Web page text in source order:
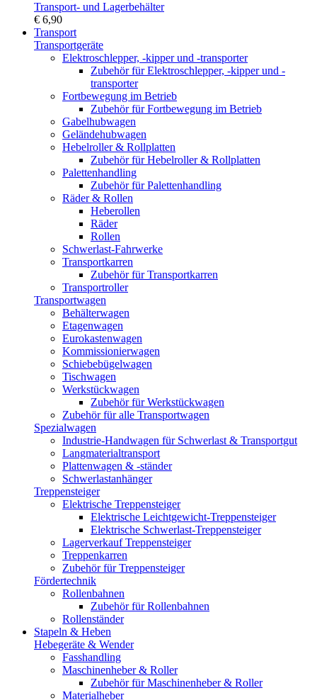
Transport- und Lagerbehälter
€ 6,90
Transport
Transportgeräte
Elektroschlepper, -kipper und -transporter
Zubehör für Elektroschlepper, -kipper und -
transporter
Fortbewegung im Betrieb
Zubehör für Fortbewegung im Betrieb
Gabelhubwagen
Geländehubwagen
Hebelroller & Rollplatten
Zubehör für Hebelroller & Rollplatten
Palettenhandling
Zubehör für Palettenhandling
Räder & Rollen
Heberollen
Räder
Rollen
Schwerlast-Fahrwerke
Transportkarren
Zubehör für Transportkarren
Transportroller
Transportwagen
Behälterwagen
Etagenwagen
Eurokastenwagen
Kommissionierwagen
Schiebebügelwagen
Tischwagen
Werkstückwagen
Zubehör für Werkstückwagen
Zubehör für alle Transportwagen
Spezialwagen
Industrie-Handwagen für Schwerlast & Transportgut
Langmaterialtransport
Plattenwagen & -ständer
Schwerlastanhänger
Treppensteiger
Elektrische Treppensteiger
Elektrische Leichtgewicht-Treppensteiger
Elektrische Schwerlast-Treppensteiger
Lagerverkauf Treppensteiger
Treppenkarren
Zubehör für Treppensteiger
Fördertechnik
Rollenbahnen
Zubehör für Rollenbahnen
Rollenständer
Stapeln & Heben
Hebegeräte & Wender
Fasshandling
Maschinenheber & Roller
Zubehör für Maschinenheber & Roller
Materialheber